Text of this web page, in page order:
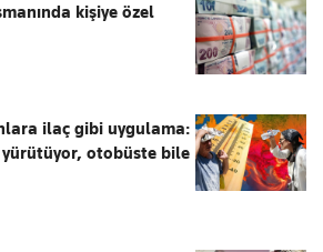
kişiye özel
ilaç gibi uygulama:
otobüste bile